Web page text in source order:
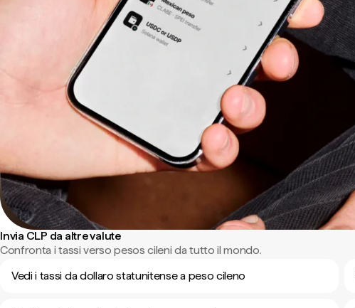
Invia CLP da altre valute
Confronta i tassi verso pesos cileni da tutto il mondo.
Vedi i tassi da dollaro statunitense a peso cileno